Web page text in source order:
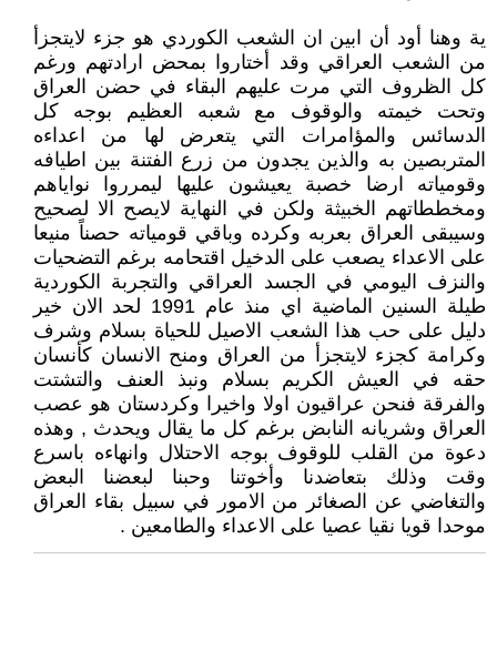
ية وهنا أود أن ابين ان الشعب الكوردي هو جزء لايتجزأ
من الشعب العراقي وقد أختاروا بمحض ارادتهم ورغم
كل الظروف التي مرت عليهم البقاء في حضن العراق
وتحت خيمته والوقوف مع شعبه العظيم بوجه كل
الدسائس والمؤامرات التي يتعرض لها من اعداءه
المتربصين به والذين يجدون من زرع الفتنة بين اطيافه
وقومياته ارضا خصبة يعيشون عليها ليمرروا نواياهم
ومخططاتهم الخبيثة ولكن في النهاية لايصح الا لصحيح
وسيبقى العراق بعربه وكرده وباقي قومياته حصناً منيعا
على الاعداء يصعب على الدخيل اقتحامه برغم التضحيات
والنزف اليومي في الجسد العراقي والتجربة الكوردية
طيلة السنين الماضية اي منذ عام 1991 لحد الان خير
دليل على حب هذا الشعب الاصيل للحياة بسلام وشرف
وكرامة كجزء لايتجزأ من العراق ومنح الانسان كأنسان
حقه في العيش الكريم بسلام ونبذ العنف والتشتت
والفرقة فنحن عراقيون اولا واخيرا وكردستان هو عصب
العراق وشريانه النابض برغم كل ما يقال ويحدث , وهذه
دعوة من القلب للوقوف بوجه الاحتلال وانهاءه باسرع
وقت وذلك بتعاضدنا وأخوتنا وحبنا لبعضنا البعض
والتغاضي عن الصغائر من الامور في سبيل بقاء العراق
موحدا قويا نقيا عصيا على الاعداء والطامعين .